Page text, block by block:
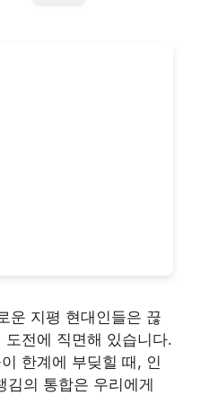
운 지평 현대인들은 끊
전에 직면해 있습니다.
한계에 부딪힐 때, 인
김의 통합은 우리에게